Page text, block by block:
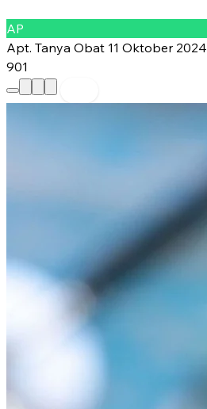
AP
Apt. Tanya Obat 11 Oktober 2024
901